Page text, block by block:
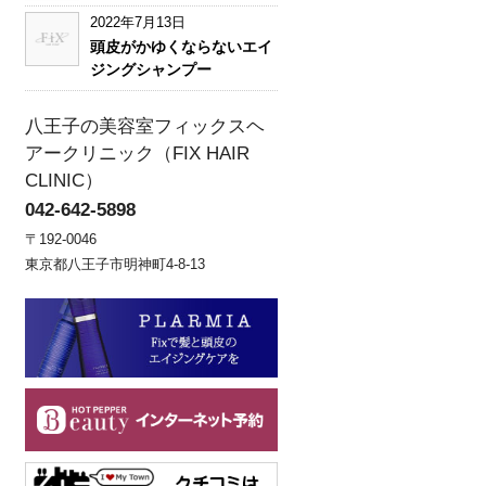
2022年7月13日
頭皮がかゆくならないエイ
ジングシャンプー
八王子の美容室フィックスヘ
アークリニック（FIX HAIR
CLINIC）
042-642-5898
〒192-0046
東京都八王子市明神町4-8-13